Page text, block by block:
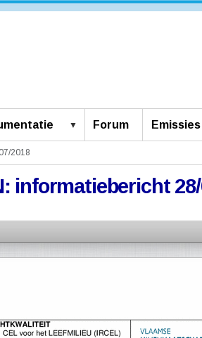
Forum Emissies
2018
informatiebericht